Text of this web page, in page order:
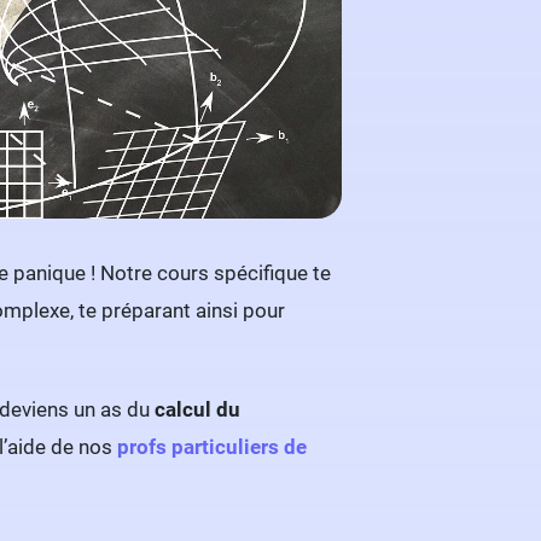
panique ! Notre cours spécifique te
te préparant ainsi pour
un as du calcul du
de nos profs particuliers de